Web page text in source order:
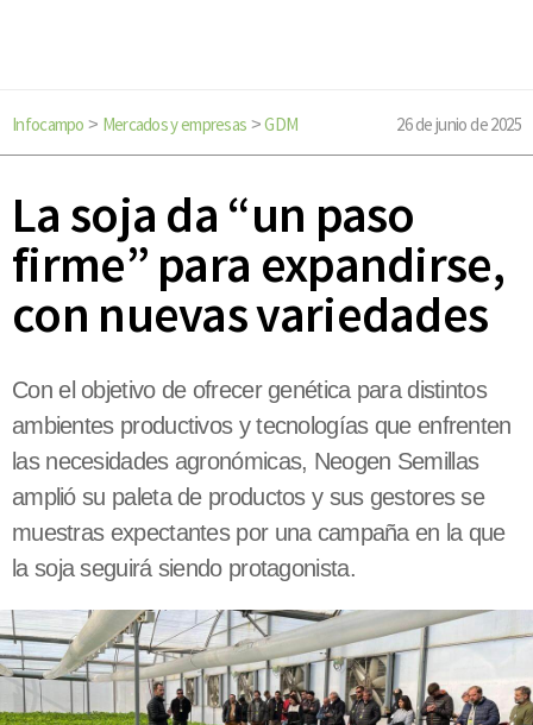
Infocampo > Mercados y empresas >GDM 26 de junio de 2025
La soja da “un paso
firme” para expandirse,
con nuevas variedades
Con el objetivo de ofrecer genética para distintos
ambientes productivos y tecnologías que enfrenten
las necesidades agronómicas, Neogen Semillas
amplió su paleta de productos y sus gestores se
muestras expectantes por una campaña en la que
la soja seguirá siendo protagonista.